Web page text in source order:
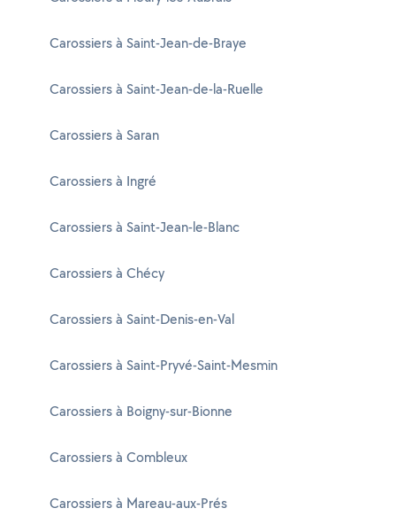
Carossiers à Saint-Jean-de-Braye
Carossiers à Saint-Jean-de-la-Ruelle
Carossiers à Saran
Carossiers à Ingré
Carossiers à Saint-Jean-le-Blanc
Carossiers à Chécy
Carossiers à Saint-Denis-en-Val
Carossiers à Saint-Pryvé-Saint-Mesmin
Carossiers à Boigny-sur-Bionne
Carossiers à Combleux
Carossiers à Mareau-aux-Prés